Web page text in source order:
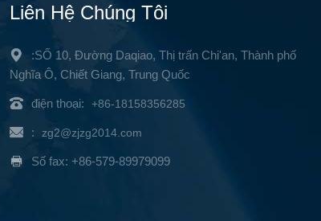
Liên Hệ Chúng Tôi
:SỐ 10, Đường Daqiao, Thị trấn Chi'an, Thành phố
Nghĩa Ô, Chiết Giang, Trung Quốc
điện thoại: +86-18158356285
: zg2@zjzg2014.com
Số fax: +86-579-89979099